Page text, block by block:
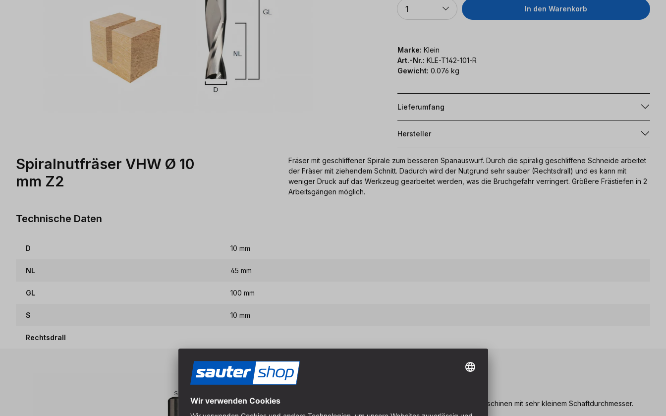
1 In den Warenkorb
Marke: Klein
Art.-Nr.: KLE-T142-101-R
Gewicht: 0.076 kg
Lieferumfang
Hersteller
Spiralnutfräser VHW Ø 10
mm Z2
Fräser mit geschliffener Spirale zum besseren Spanauswurf. Durch die spiralig geschliffene Schneide arbeitet
der Fräser mit ziehendem Schnitt. Dadurch wird der Nutgrund sehr sauber (Rechtsdrall) und es kann mit
weniger Druck auf das Werkzeug gearbeitet werden, was die Bruchgefahr verringert. Größere Frästiefen in 2
Arbeitsgängen möglich.
Technische Daten
D 10 mm
NL 45 mm
GL 100 mm
S 10 mm
Rechtsdrall
Eine Auswahl an Oberfräsern für CNC Maschinen mit sehr kleinem Schaftdurchmesser.